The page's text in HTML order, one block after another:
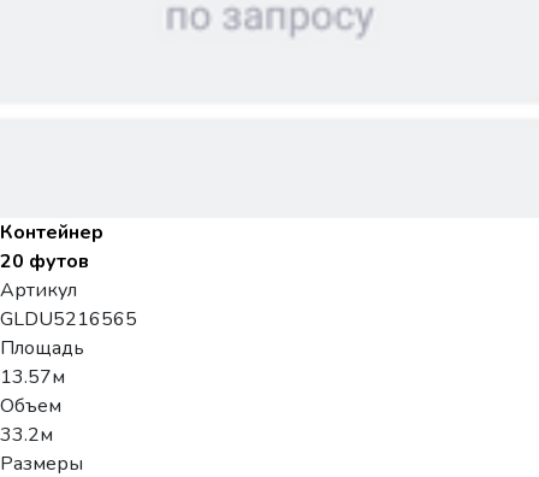
Контейнер
20 футов
Артикул
GLDU5216565
Площадь
13.57м
Объем
33.2м
Размеры